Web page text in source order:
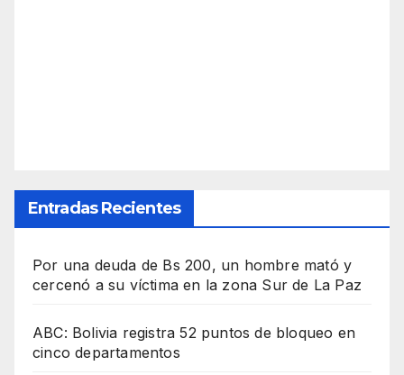
Entradas Recientes
Por una deuda de Bs 200, un hombre mató y
cercenó a su víctima en la zona Sur de La Paz
ABC: Bolivia registra 52 puntos de bloqueo en
cinco departamentos